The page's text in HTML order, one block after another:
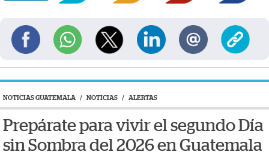
NOTICIAS GUATEMALA / NOTICIAS / ALERTAS
Prepárate para vivir el segundo Día
sin Sombra del 2026 en Guatemala